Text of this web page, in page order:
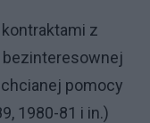
z
pomocy
1980-81 i in.)